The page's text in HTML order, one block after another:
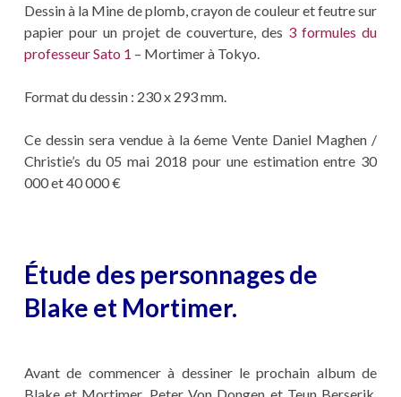
Dessin à la Mine de plomb, crayon de couleur et feutre sur
papier pour un projet de couverture, des 3 formules du
professeur Sato 1 – Mortimer à Tokyo.
Format du dessin : 230 x 293 mm.
Ce dessin sera vendue à la 6eme Vente Daniel Maghen /
Christie’s du 05 mai 2018 pour une estimation entre 30
000 et 40 000 €
Étude des personnages de
Blake et Mortimer.
Avant de commencer à dessiner le prochain album de